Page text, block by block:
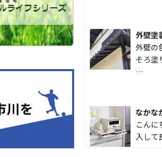
外壁塗
外壁の
そろ塗
…
なかな
こん
入して